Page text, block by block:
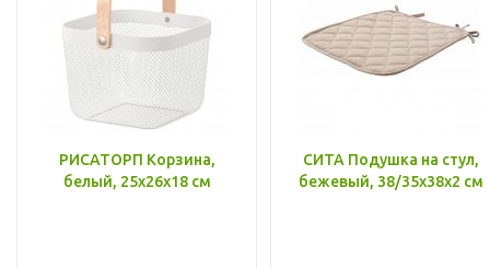
РИСАТОРП Корзина,
белый, 25x26x18 см
СИТА Подушка на стул,
бежевый, 38/35x38x2 см